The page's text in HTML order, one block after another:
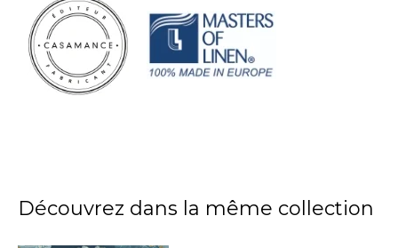
Découvrez dans la même collection